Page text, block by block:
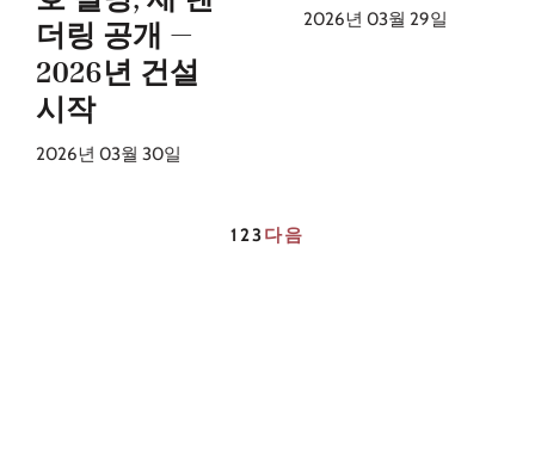
더링 공개 —
2026년 건설
시작
2026년 03월 30일
2026년 03월 29일
1 23다음